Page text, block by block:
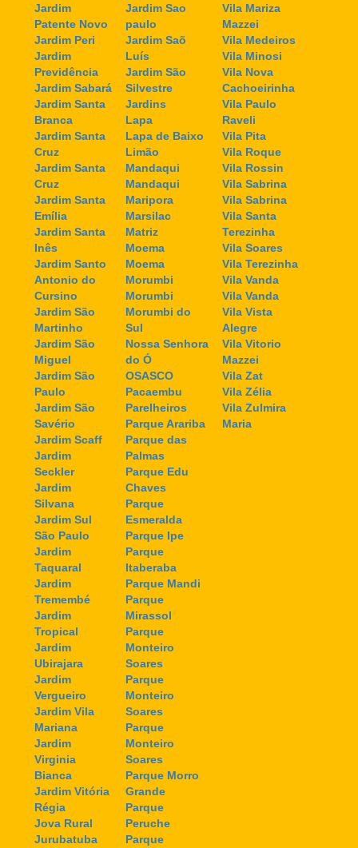
Jardim
Patente Novo
Jardim Peri
Jardim
Previdência
Jardim Sabará
Jardim Santa
Branca
Jardim Santa
Cruz
Jardim Santa
Cruz
Jardim Santa
Emília
Jardim Santa
Inês
Jardim Santo
Antonio do
Cursino
Jardim São
Martinho
Jardim São
Miguel
Jardim São
Paulo
Jardim São
Savério
Jardim Scaff
Jardim
Seckler
Jardim
Silvana
Jardim Sul
São Paulo
Jardim
Taquaral
Jardim
Tremembé
Jardim
Tropical
Jardim
Ubirajara
Jardim
Vergueiro
Jardim Vila
Mariana
Jardim
Virginia
Bianca
Jardim Vitória
Régia
Jova Rural
Jurubatuba
Jardim Sao
paulo
Jardim Saõ
Luís
Jardim São
Silvestre
Jardins
Lapa
Lapa de Baixo
Limão
Mandaqui
Mandaqui
Maripora
Marsilac
Matriz
Moema
Moema
Morumbi
Morumbi
Morumbi do
Sul
Nossa Senhora
do Ó
OSASCO
Pacaembu
Parelheiros
Parque Arariba
Parque das
Palmas
Parque Edu
Chaves
Parque
Esmeralda
Parque Ipe
Parque
Itaberaba
Parque Mandi
Parque
Mirassol
Parque
Monteiro
Soares
Parque
Monteiro
Soares
Parque
Monteiro
Soares
Parque Morro
Grande
Parque
Peruche
Parque
Vila Mariza
Mazzei
Vila Medeiros
Vila Minosi
Vila Nova
Cachoeirinha
Vila Paulo
Raveli
Vila Pita
Vila Roque
Vila Rossin
Vila Sabrina
Vila Sabrina
Vila Santa
Terezinha
Vila Soares
Vila Terezinha
Vila Vanda
Vila Vanda
Vila Vista
Alegre
Vila Vitorio
Mazzei
Vila Zat
Vila Zélia
Vila Zulmira
Maria